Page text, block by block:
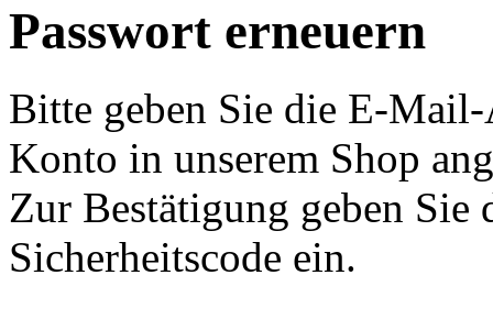
Passwort erneuern
Bitte geben Sie die E-
Konto in unserem Shop
Zur Bestätigung geben Sie
Sicherheitscode ein.